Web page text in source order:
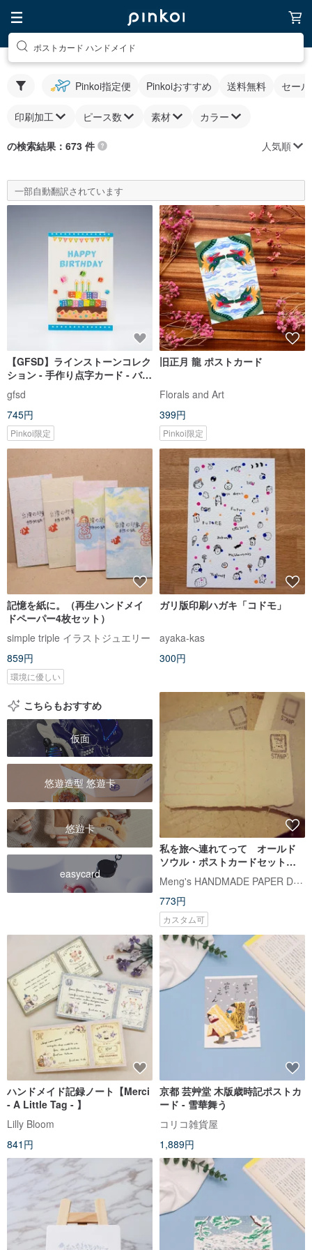
ポストカード ハンドメイド
Pinkoi指定便 Pinkoiおすすめ 送料無料 セー
印刷加工 ピース数 素材 カラー
の検索結果：673 件 人気順
一部自動翻訳されています
【GFSD】ラインストーンコレク
ション - 手作り点字カード - バー
スデーパーティー
gfsd
745円
Pinkoi限定
旧正月 龍 ポストカード
Florals and Art
399円
Pinkoi限定
記憶を紙に。（再生ハンドメイ
ドペーパー4枚セット）
simple triple イラストジュエリー
859円
環境に優しい
ガリ版印刷ハガキ「コドモ」
ayaka-kas
300円
こちらもおすすめ
仮面
悠遊造型 悠遊卡
悠遊卡
easycard
私を旅へ連れてって オールド
ソウル・ポストカードセット 3
枚組（横型）
Meng's HANDMADE PAPER Design
773円
カスタム可
ハンドメイド記録ノート【Merci
- A Little Tag - 】
Lilly Bloom
841円
京都 芸艸堂 木版歳時記ポストカ
ード - 雪華舞う
コリコ雑貨屋
1,889円